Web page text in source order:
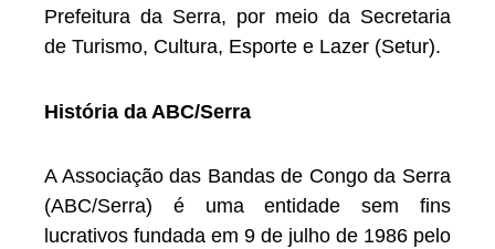
Prefeitura da Serra, por meio da Secretaria
de Turismo, Cultura, Esporte e Lazer (Setur).
História da ABC/Serra
A Associação das Bandas de Congo da Serra
(ABC/Serra) é uma entidade sem fins
lucrativos fundada em 9 de julho de 1986 pelo